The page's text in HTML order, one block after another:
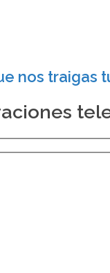
nos traigas